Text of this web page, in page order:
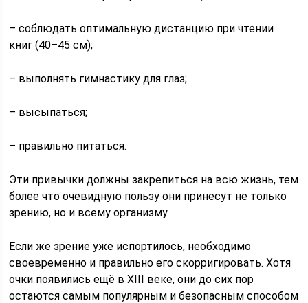
– соблюдать оптимальную дистанцию при чтении
книг (40–45 см);
– выполнять гимнастику для глаз;
– высыпаться;
– правильно питаться.
Эти привычки должны закрепиться на всю жизнь, тем
более что очевидную пользу они принесут не только
зрению, но и всему организму.
Если же зрение уже испортилось, необходимо
своевременно и правильно его скорригировать. Хотя
очки появились ещё в XIII веке, они до сих пор
остаются самым популярным и безопасным способом